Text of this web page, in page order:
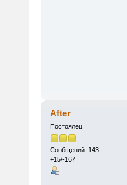
After
Постоялец
Сообщений: 143
+15/-167